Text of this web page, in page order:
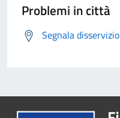
Problemi in città
Segnala disservizio